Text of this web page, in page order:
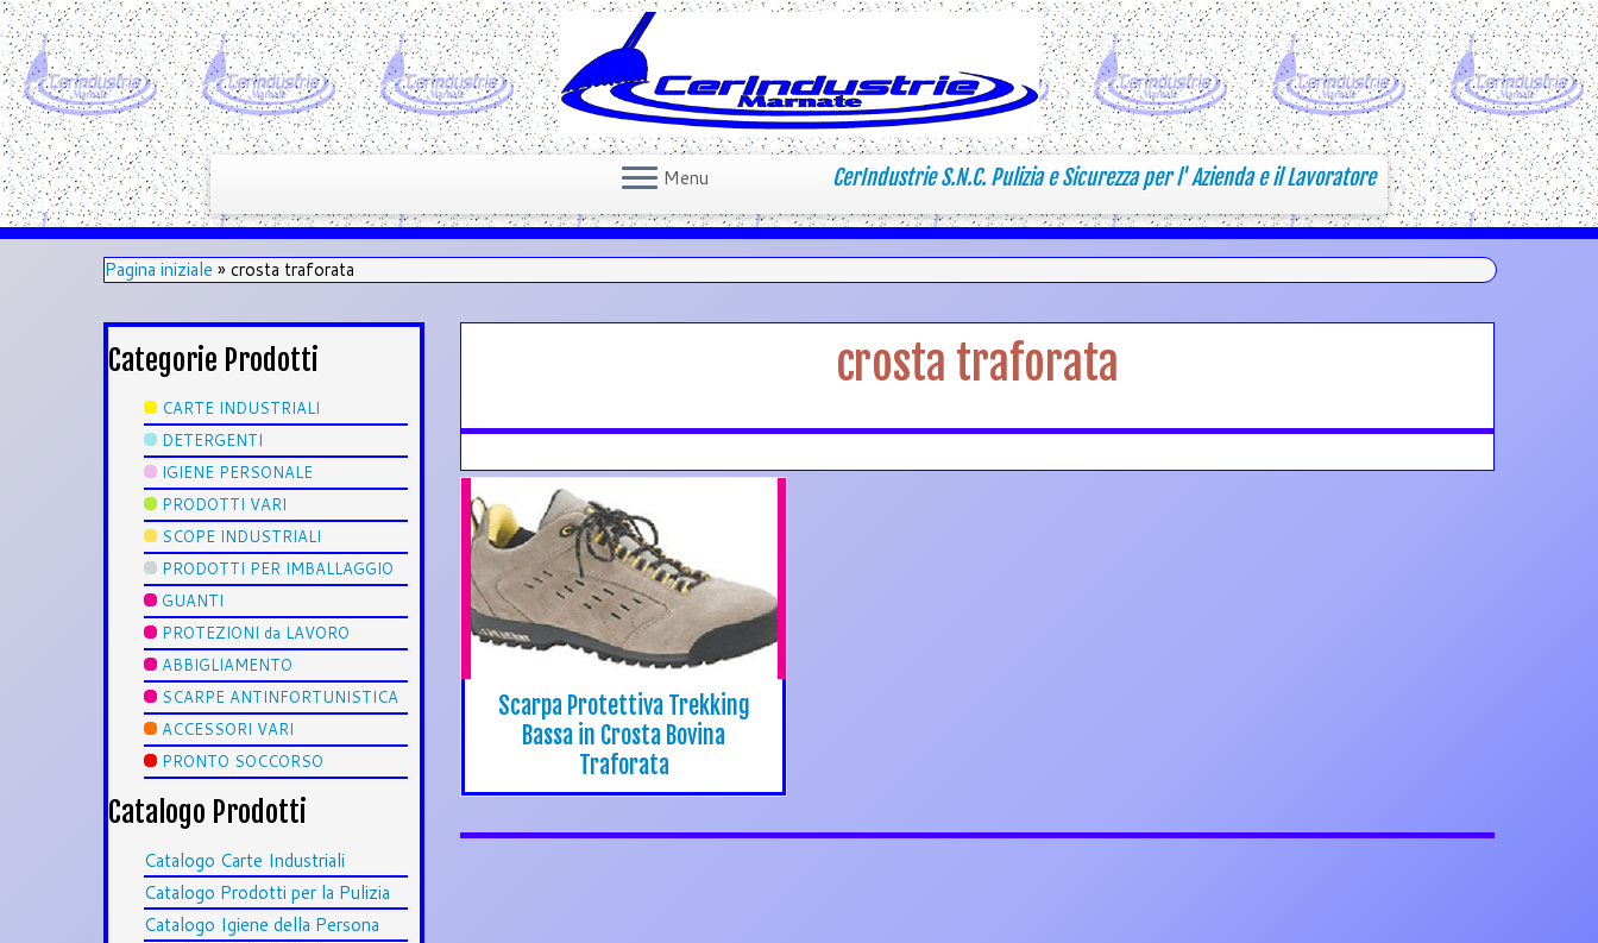
CerIndustrie S.N.C. Pulizia e Sicurezza per l' Azienda e il Lavoratore
Menu
Pagina iniziale » crosta traforata
Categorie Prodotti
CARTE INDUSTRIALI
DETERGENTI
IGIENE PERSONALE
PRODOTTI VARI
SCOPE INDUSTRIALI
PRODOTTI PER IMBALLAGGIO
GUANTI
PROTEZIONI da LAVORO
ABBIGLIAMENTO
SCARPE ANTINFORTUNISTICA
ACCESSORI VARI
PRONTO SOCCORSO
Catalogo Prodotti
Catalogo Carte Industriali
Catalogo Prodotti per la Pulizia
Catalogo Igiene della Persona
crosta traforata
Scarpa Protettiva Trekking
Bassa in Crosta Bovina
Traforata